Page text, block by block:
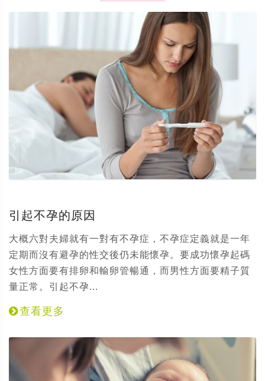
引起不孕的原因
大概六對夫婦就有一對有不孕症，不孕症定義就是一年
定期而沒有避孕的性交後仍未能懷孕。要成功懷孕起碼
女性方面要有排卵和輸卵管暢通，而男性方面要精子質
量正常。引起不孕...
查看更多